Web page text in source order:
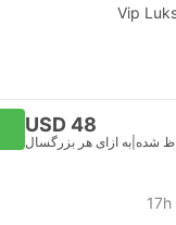
Vip
USD 48
شده به ازای هر بزرگسال
17h